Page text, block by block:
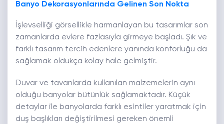
Banyo Dekorasyonlarında Gelinen Son Nokta
İşlevselliği görsellikle harmanlayan bu tasarımlar son
zamanlarda evlere fazlasıyla girmeye başladı. Şık ve
farklı tasarım tercih edenlere yanında konforluğu da
sağlamak oldukça kolay hale gelmiştir.
Duvar ve tavanlarda kullanılan malzemelerin aynı
olduğu banyolar bütünlük sağlamaktadır. Küçük
detaylar ile banyolarda farklı esintiler yaratmak için
duş başlıkları değiştirilmesi gereken önemli